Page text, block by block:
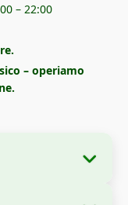
– 22:00
– operiamo